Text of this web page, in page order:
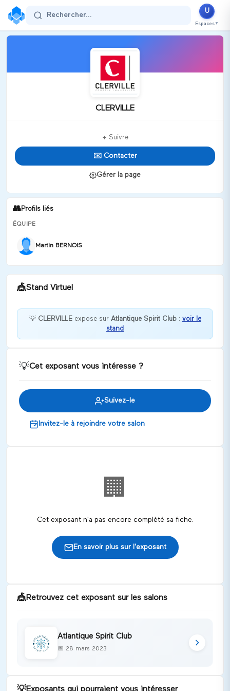
Rechercher...
U
Espaces ▼
CLERVILLE
+ Suivre
✉️ Contacter
Gérer la page
👥Profils liés
ÉQUIPE
Martin BERNOIS
🎪Stand Virtuel
Bienvenue chez CLERVILLE !
💡 CLERVILLEexpose sur Atlantique Spirit Club: voir le
stand
💡Cet exposant vous intéresse ?
Suivez-le
Invitez-le à rejoindre votre salon
🏢
Cet exposant n'a pas encore complété sa fiche.
En savoir plus sur l'exposant
🎪Retrouvez cet exposant sur les salons
Atlantique Spirit Club
📅 28 mars 2023